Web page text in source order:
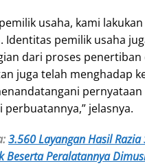
usaha, kami
Identitas pemilik usaha
dari proses penertiban
juga telah menghadap
perbuatannya,” jelasnya.
3.560 Layangan Hasil Razia
Beserta Peralatannya